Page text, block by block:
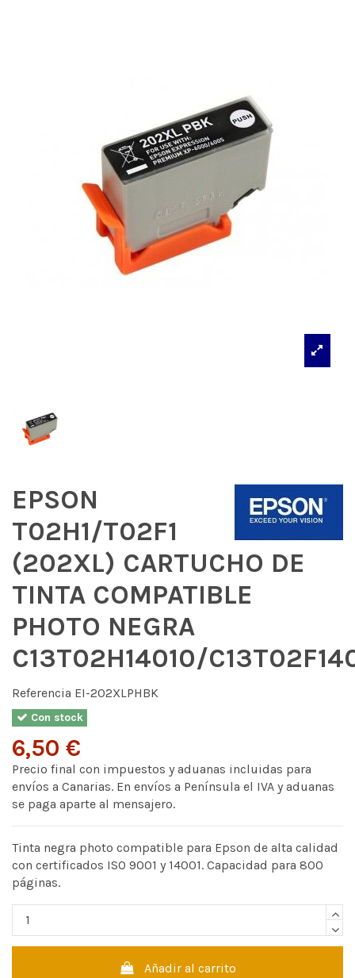
EPSON
T02H1/T02F1
(202XL) CARTUCHO DE
TINTA COMPATIBLE
PHOTO NEGRA
C13T02H14010/
Referencia EI-202XLPHBK
Con stock
6,50 €
Precio final con impuestos y aduanas incluidas para
envíos a Canarias. En envíos a Península el IVA y aduanas
se paga aparte al mensajero.
Tinta negra photo compatible para Epson de alta calidad
con certificados ISO 9001 y 14001. Capacidad para 800
páginas.
Añadir al carrito